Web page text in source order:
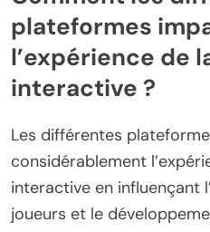
plateformes
l’expérience de
interactive ?
Les différentes
considérablement
interactive en influençant
joueurs et le